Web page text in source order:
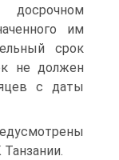
им
срок
не должен
с даты